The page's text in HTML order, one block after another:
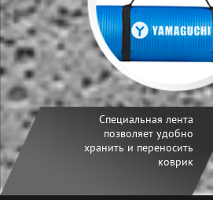
Специальная лента
позволяет удобно
хранить и переносить
коврик